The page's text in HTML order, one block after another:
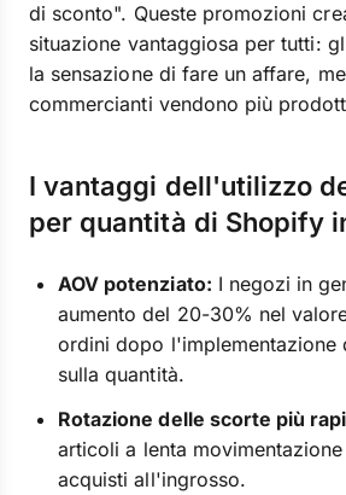
di sconto". Queste promozioni
situazione vantaggiosa per tutti:
la sensazione di fare un affare,
commercianti vendono più
I vantaggi dell'utilizzo
per quantità di Shopify
AOV potenziato: I negozi in
aumento del 20-30% nel
ordini dopo l'implementazione
sulla quantità.
Rotazione delle scorte più
articoli a lenta
acquisti all'ingrosso.